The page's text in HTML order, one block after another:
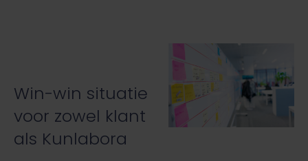
Win-win situatie
voor zowel klant
als Kunlabora